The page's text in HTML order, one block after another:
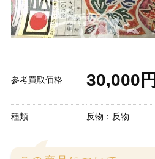
参考買取価格 30,000円
種類 反物：反物